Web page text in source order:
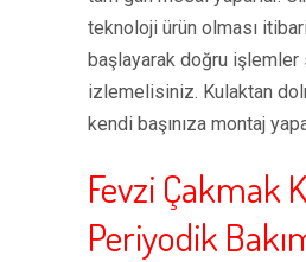
teknoloji ürün olması
başlayarak doğru işlemler
izlemelisiniz. Kulaktan
kendi başınıza montaj
Fevzi Çakmak
Periyodik